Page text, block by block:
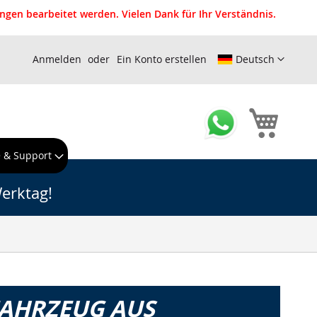
bearbeitet werden. Vielen Dank für Ihr Verständnis.
Deutsch
Anmelden Ein Konto erstellen
& Support
AUS